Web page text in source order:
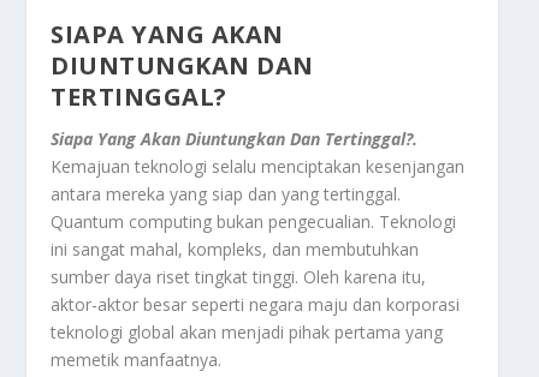
SIAPA YANG AKAN
DIUNTUNGKAN DAN
TERTINGGAL?
Siapa Yang Akan Diuntungkan Dan Tertinggal?.
Kemajuan teknologi selalu menciptakan kesenjangan
antara mereka yang siap dan yang tertinggal.
Quantum computing bukan pengecualian. Teknologi
ini sangat mahal, kompleks, dan membutuhkan
sumber daya riset tingkat tinggi. Oleh karena itu,
aktor-aktor besar seperti negara maju dan korporasi
teknologi global akan menjadi pihak pertama yang
memetik manfaatnya.